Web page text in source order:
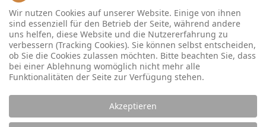
Wir nutzen Cookies auf unserer Website. Einige von ihnen
sind essenziell für den Betrieb der Seite, während andere
uns helfen, diese Website und die Nutzererfahrung zu
verbessern (Tracking Cookies). Sie können selbst entscheiden,
ob Sie die Cookies zulassen möchten. Bitte beachten Sie, dass
bei einer Ablehnung womöglich nicht mehr alle
Funktionalitäten der Seite zur Verfügung stehen.
Akzeptieren